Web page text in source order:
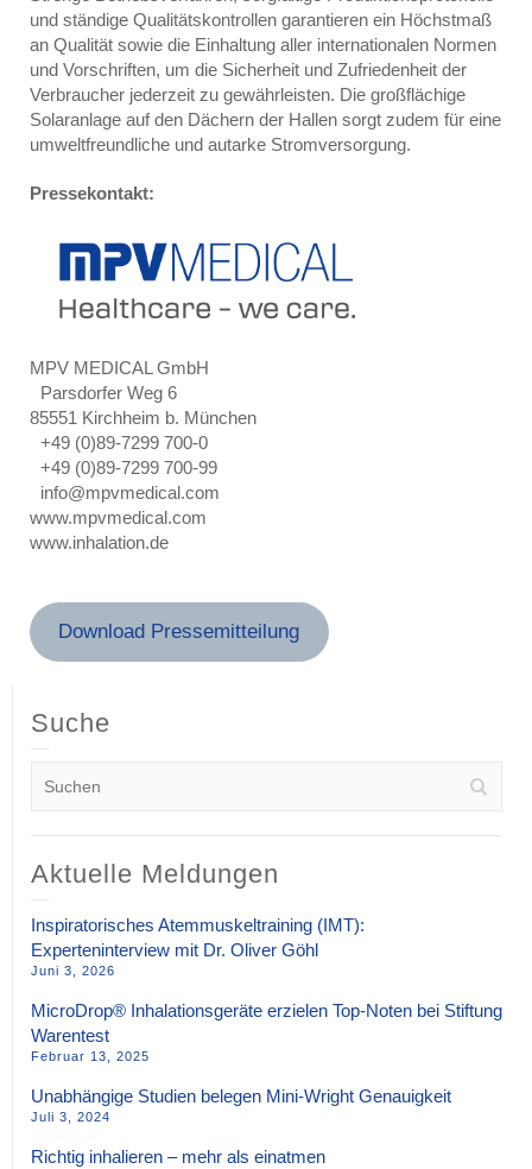
und ständige Qualitätskontrollen garantieren ein Höchstmaß
an Qualität sowie die Einhaltung aller internationalen Normen
und Vorschriften, um die Sicherheit und Zufriedenheit der
Verbraucher jederzeit zu gewährleisten. Die großflächige
Solaranlage auf den Dächern der Hallen sorgt zudem für eine
umweltfreundliche und autarke Stromversorgung.
Pressekontakt:
MPV MEDICAL GmbH
Parsdorfer Weg 6
85551 Kirchheim b. München
+49 (0)89-7299 700-0
+49 (0)89-7299 700-99
info@mpvmedical.com
www.mpvmedical.com
www.inhalation.de
Download Pressemitteilung
Suche
Aktuelle Meldungen
Inspiratorisches Atemmuskeltraining (IMT):
Experteninterview mit Dr. Oliver Göhl
Juni 3, 2026
MicroDrop® Inhalationsgeräte erzielen Top-Noten bei Stiftung
Warentest
Februar 13, 2025
Unabhängige Studien belegen Mini-Wright Genauigkeit
Juli 3, 2024
Richtig inhalieren – mehr als einatmen